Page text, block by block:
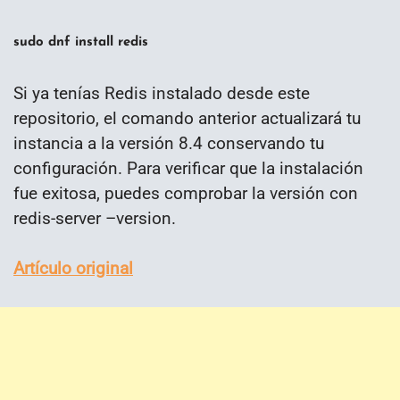
sudo dnf install redis
Si ya tenías Redis instalado desde este
repositorio, el comando anterior actualizará tu
instancia a la versión 8.4 conservando tu
configuración. Para verificar que la instalación
fue exitosa, puedes comprobar la versión con
redis-server –version.
Artículo original